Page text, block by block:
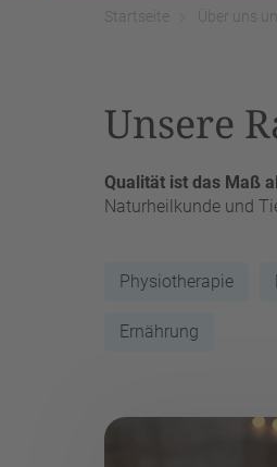
Startseite Über uns
Unsere
Qualität ist das Maß
Naturheilkunde und
Physiotherapie
Ernährung